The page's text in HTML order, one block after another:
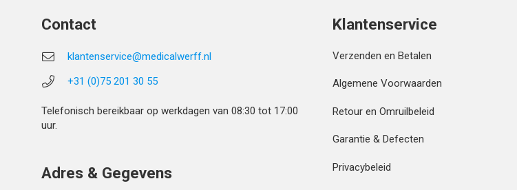
Contact
klantenservice@medicalwerff.nl
+31 (0)75 201 30 55
Telefonisch bereikbaar op werkdagen van 08:30 tot 17:00
uur.
Adres & Gegevens
Klantenservice
Verzenden en Betalen
Algemene Voorwaarden
Retour en Omruilbeleid
Garantie & Defecten
Privacybeleid